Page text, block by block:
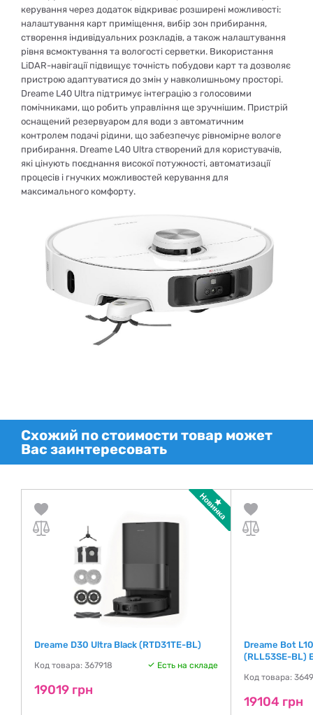
керування через додаток відкриває розширені можливості:
налаштування карт приміщення, вибір зон прибирання,
створення індивідуальних розкладів, а також налаштування
рівня всмоктування та вологості серветки. Використання
LiDAR-навігації підвищує точність побудови карт та дозволяє
пристрою адаптуватися до змін у навколишньому просторі.
Dreame L40 Ultra підтримує інтеграцію з голосовими
помічниками, що робить управління ще зручнішим. Пристрій
оснащений резервуаром для води з автоматичним
контролем подачі рідини, що забезпечує рівномірне вологе
прибирання. Dreame L40 Ultra створений для користувачів,
які цінують поєднання високої потужності, автоматизації
процесів і гнучких можливостей керування для
максимального комфорту.
Схожий по стоимости товар может
Вас заинтересовать
Dreame D30 Ultra Black (RTD31TE-BL)
Код товара: 367918 Есть на складе
19019 грн
Dreame Bot
(RLL53SE-BL)
Код товара:
19104 грн